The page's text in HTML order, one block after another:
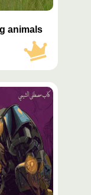
animals